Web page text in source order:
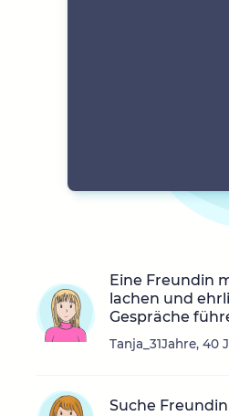
Eine Freundin
lachen und
Gespräche
Tanja_31Jahre, 40
Suche Freundin